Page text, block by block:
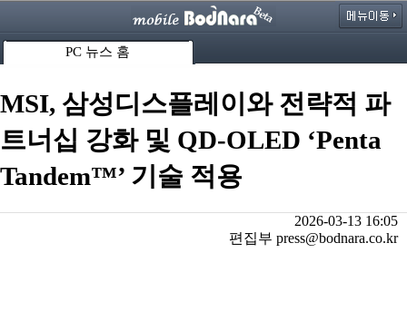
PC 뉴스 홈
MSI, 삼성디스플레이와 전략적 파
트너십 강화 및 QD-OLED ‘Penta
Tandem™’ 기술 적용
2026-03-13 16:05
편집부 press@bodnara.co.kr